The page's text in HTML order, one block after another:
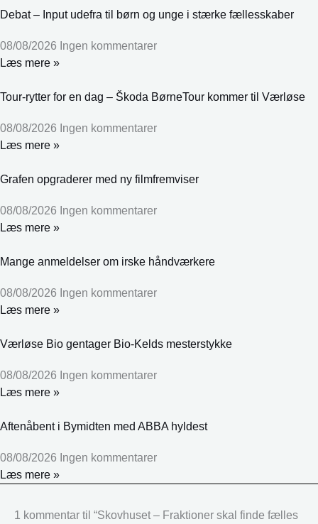
Debat – Input udefra til børn og unge i stærke fællesskaber
08/08/2026 Ingen kommentarer
Læs mere »
Tour-rytter for en dag – Škoda BørneTour kommer til Værløse
08/08/2026 Ingen kommentarer
Læs mere »
Grafen opgraderer med ny filmfremviser
08/08/2026 Ingen kommentarer
Læs mere »
Mange anmeldelser om irske håndværkere
08/08/2026 Ingen kommentarer
Læs mere »
Værløse Bio gentager Bio-Kelds mesterstykke
08/08/2026 Ingen kommentarer
Læs mere »
Aftenåbent i Bymidten med ABBA hyldest
08/08/2026 Ingen kommentarer
Læs mere »
1 kommentar til “Skovhuset – Fraktioner skal finde fælles